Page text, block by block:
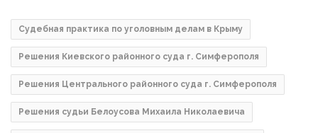
Судебная практика по уголовным делам в Крыму
Решения Киевского районного суда г. Симферополя
Решения Центрального районного суда г. Симферополя
Решения судьи Белоусова Михаила Николаевича